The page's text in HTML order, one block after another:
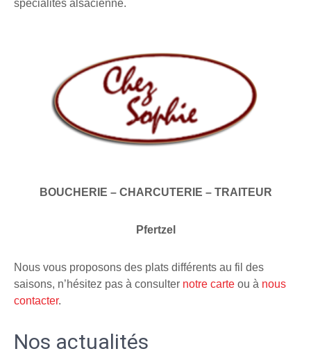
spécialités alsacienne.
BOUCHERIE – CHARCUTERIE – TRAITEUR
Pfertzel
Nous vous proposons des plats différents au fil des
saisons, n’hésitez pas à consulter notre carte ou à nous
contacter.
Nos actualités